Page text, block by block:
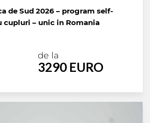
de Sud 2026 – program self-
cupluri – unic in Romania
de la
3290 EURO